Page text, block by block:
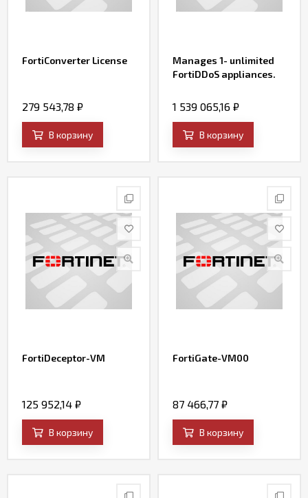
FortiConverter License
279 543,78 ₽
В корзину
Manages 1- unlimited
FortiDDoS appliances.
1 539 065,16 ₽
В корзину
FortiDeceptor-VM
125 952,14 ₽
В корзину
FortiGate-VM00
87 466,77 ₽
В корзину